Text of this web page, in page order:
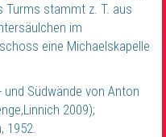
Turms stammt z. T. aus
im
eine Michaelskapelle
Südwände von Anton
2009);
1952.